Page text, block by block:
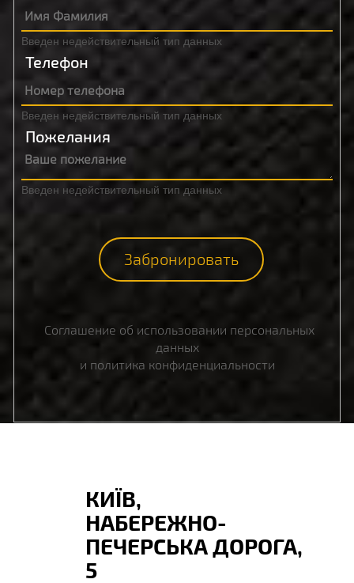
Введен недействительный тип данных
Телефон
Введен недействительный тип данных
Пожелания
Введен недействительный тип данных
Забронировать
Соглашение об использовании персональных
данных
и политика конфиденциальности
КИЇВ,
НАБЕРЕЖНО-
ПЕЧЕРСЬКА ДОРОГА,
5